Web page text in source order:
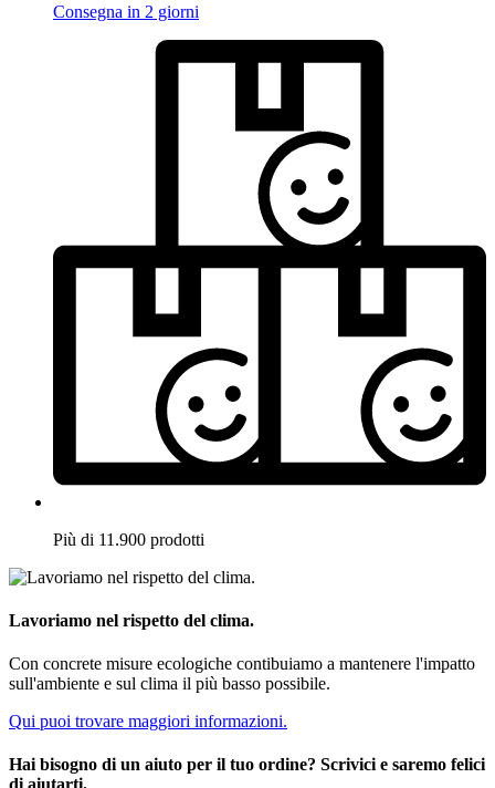
Consegna in 2 giorni
Più di 11.900 prodotti
Lavoriamo nel rispetto del clima.
Con concrete misure ecologiche contibuiamo a mantenere l'impatto
sull'ambiente e sul clima il più basso possibile.
Qui puoi trovare maggiori informazioni.
Hai bisogno di un aiuto per il tuo ordine? Scrivici e saremo felici